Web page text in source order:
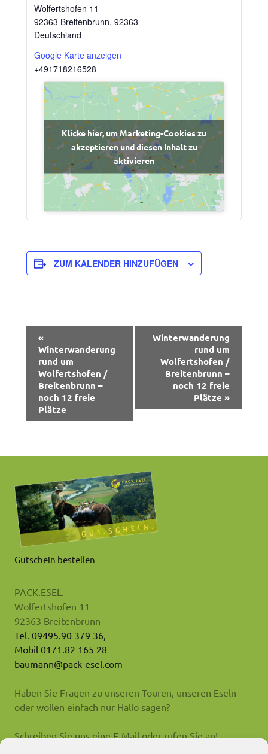
Wolfertshofen 11
92363 Breitenbrunn, 92363
Deutschland
Google Karte anzeigen
+491718216528
Klicke hier, um Marketing-Cookies zu
akzeptieren und diesen Inhalt zu
aktivieren
ZUM KALENDER HINZUFÜGEN
Veranstaltung-
Navigation
«
Winterwanderung
rund um
Wolfertshofen /
Breitenbrunn –
noch 12 freie
Plätze
Winterwanderung
rund um
Wolfertshofen /
Breitenbrunn –
noch 12 freie
Plätze »
Gutschein bestellen
PACK.ESEL.
Wolfertshofen 11
92363 Breitenbrunn
Tel. 09495.90 379 36,
Mobil 0171.82 165 28
baumann@pack-esel.com
Haben Sie Fragen zu unseren Touren, unseren Eseln
oder wollen einfach nur Hallo sagen?
Schreiben Sie uns eine E-Mail oder rufen Sie an!